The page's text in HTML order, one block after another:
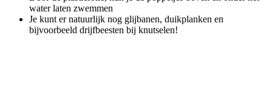
water laten zwemmen
Je kunt er natuurlijk nog glijbanen, duikplanken en
bijvoorbeeld drijfbeesten bij knutselen!